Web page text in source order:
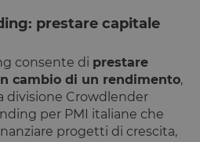
prestare capitale
consente di prestare
cambio di un rendimento,
divisione Crowdlender
per PMI italiane che
progetti di crescita,
funzioni
Tipo di
archiviazione
Descrizione
Archiviazione
locale